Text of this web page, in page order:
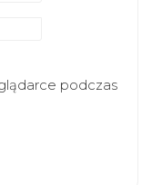
podczas